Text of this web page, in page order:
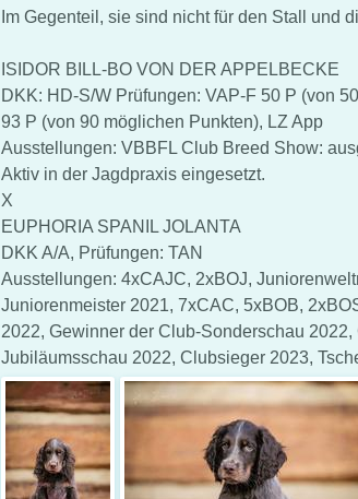
Im Gegenteil, sie sind nicht für den Stall und
ISIDOR BILL-BO VON DER APPELBECKE
DKK: HD-S/W Prüfungen: VAP-F 50 P (von
93 P (von 90 möglichen Punkten), LZ App
Ausstellungen: VBBFL Club Breed Show:
Aktiv in der Jagdpraxis eingesetzt.
X
EUPHORIA SPANIL JOLANTA
DKK A/A, Prüfungen: TAN
Ausstellungen: 4xCAJC, 2xBOJ,
Juniorenmeister 2021, 7xCAC, 5xBOB,
2022, Gewinner der Club-Sonderschau
Jubiläumsschau 2022, Clubsieger 2023,